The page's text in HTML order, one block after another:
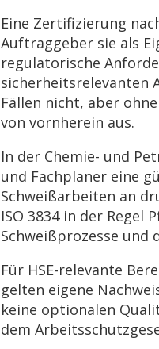
Eine Zertifizierung
Auftraggeber sie als
regulatorische
sicherheitsrelevanten
Fällen nicht, aber
von vornherein aus.
In der Chemie- und
und Fachplaner eine
Schweißarbeiten an
ISO 3834 in der
Schweißprozesse und
Für HSE-relevante
gelten eigene
keine optionalen
dem